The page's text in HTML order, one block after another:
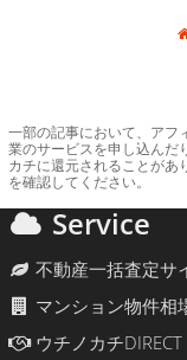
一部の記事において、アフ
業のサービスを申し込んだ
カチに還元されることがあ
を確認してください。
Service
不動産一括査定サ
マンション物件相
ウチノカチDIRECT